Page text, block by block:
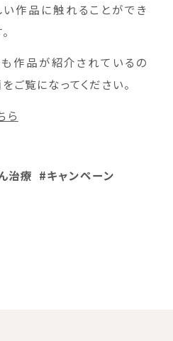
い作品に触れることができ
作品が紹介されているの
ご覧になってください。
ら
治療 #キャンペーン